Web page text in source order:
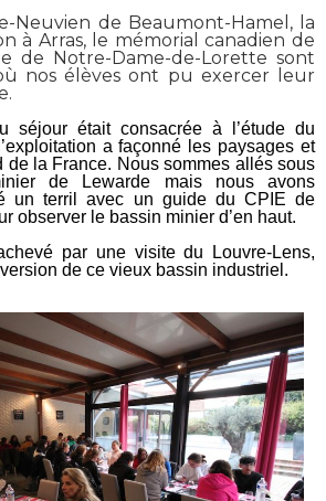
Neuvien de Beaumont-Hamel, la
à Arras, le mémorial canadien de
de Notre-Dame-de-Lorette sont
nos élèves ont pu exercer leur
séjour était consacrée à l’étude du
a façonné les paysages et
de la France. Nous sommes allés sous
de Lewarde mais nous avons
un terril avec un guide du CPIE de
observer le bassin minier d’en haut.
par une visite du Louvre-Lens,
de ce vieux bassin industriel.